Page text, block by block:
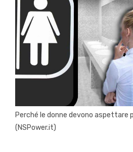
Perché le donne devono aspettare
(NSPower.it)